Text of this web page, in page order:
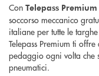
Con Telepass Premium
soccorso meccanico
italiane per tutte le
Telepass Premium ti
pedaggio ogni volta che
pneumatici.